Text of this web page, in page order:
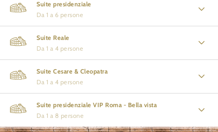
Suite presidenziale
Da 1 a 6 persone
Suite Reale
Da 1 a 4 persone
Suite Cesare & Cleopatra
Da 1 a 4 persone
Suite presidenziale VIP Roma - Bella vista
Da 1 a 8 persone